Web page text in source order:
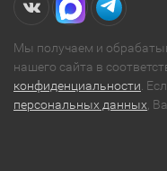
Мы получаем и
нашего сайта в
конфиденциальности .
персональных данных ,